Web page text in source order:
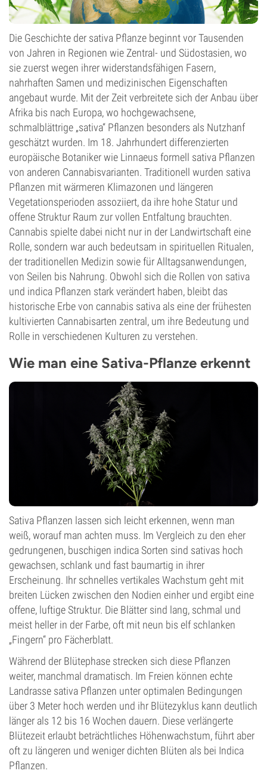
Die Geschichte der sativa Pflanze beginnt vor Tausenden
von Jahren in Regionen wie Zentral- und Südostasien, wo
sie zuerst wegen ihrer widerstandsfähigen Fasern,
nahrhaften Samen und medizinischen Eigenschaften
angebaut wurde. Mit der Zeit verbreitete sich der Anbau über
Afrika bis nach Europa, wo hochgewachsene,
schmalblättrige „sativa“ Pflanzen besonders als Nutzhanf
geschätzt wurden. Im 18. Jahrhundert differenzierten
europäische Botaniker wie Linnaeus formell sativa Pflanzen
von anderen Cannabisvarianten. Traditionell wurden sativa
Pflanzen mit wärmeren Klimazonen und längeren
Vegetationsperioden assoziiert, da ihre hohe Statur und
offene Struktur Raum zur vollen Entfaltung brauchten.
Cannabis spielte dabei nicht nur in der Landwirtschaft eine
Rolle, sondern war auch bedeutsam in spirituellen Ritualen,
der traditionellen Medizin sowie für Alltagsanwendungen,
von Seilen bis Nahrung. Obwohl sich die Rollen von sativa
und indica Pflanzen stark verändert haben, bleibt das
historische Erbe von cannabis sativa als eine der frühesten
kultivierten Cannabisarten zentral, um ihre Bedeutung und
Rolle in verschiedenen Kulturen zu verstehen.
Wie man eine Sativa-Pflanze erkennt
Sativa Pflanzen lassen sich leicht erkennen, wenn man
weiß, worauf man achten muss. Im Vergleich zu den eher
gedrungenen, buschigen indica Sorten sind sativas hoch
gewachsen, schlank und fast baumartig in ihrer
Erscheinung. Ihr schnelles vertikales Wachstum geht mit
breiten Lücken zwischen den Nodien einher und ergibt eine
offene, luftige Struktur. Die Blätter sind lang, schmal und
meist heller in der Farbe, oft mit neun bis elf schlanken
„Fingern“ pro Fächerblatt.
Während der Blütephase strecken sich diese Pflanzen
weiter, manchmal dramatisch. Im Freien können echte
Landrasse sativa Pflanzen unter optimalen Bedingungen
über 3 Meter hoch werden und ihr Blütezyklus kann deutlich
länger als 12 bis 16 Wochen dauern. Diese verlängerte
Blütezeit erlaubt beträchtliches Höhenwachstum, führt aber
oft zu längeren und weniger dichten Blüten als bei Indica
Pflanzen.